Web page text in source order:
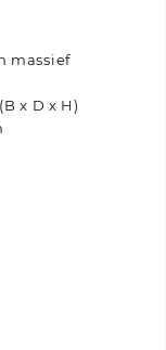
massief
x D x H)